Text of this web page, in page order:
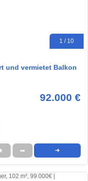
1 / 10
und vermietet Balkon
92.000 €
➦ ➜